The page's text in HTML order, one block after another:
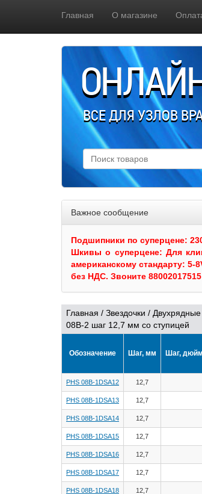
Главная О магазине
ВСЕ ДЛЯ УЗЛОВ
Важное сообщение
Подшипники по суперцене:
Шкивыо суперцене: Для
американскому стандарту: 5-
без НДС. Звоните
Главная / Звездочки / Двухрядные
08B-2 шаг 12,7 мм со ступицей
Обозначение Шаг, мм Шаг, дюйм
PHS 08B-1DSA12 12,7
PHS 08B-1DSA13 12,7
PHS 08B-1DSA14 12,7
PHS 08B-1DSA15 12,7
PHS 08B-1DSA16 12,7
PHS 08B-1DSA17 12,7
PHS 08B-1DSA18 12,7